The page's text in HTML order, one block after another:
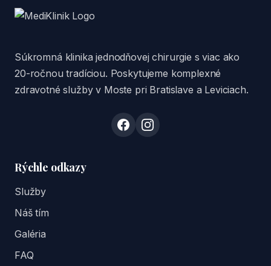
Súkromná klinika jednodňovej chirurgie s viac ako
20-ročnou tradíciou. Poskytujeme komplexné
zdravotné služby v Moste pri Bratislave a Leviciach.
Rýchle odkazy
Služby
Náš tím
Galéria
FAQ